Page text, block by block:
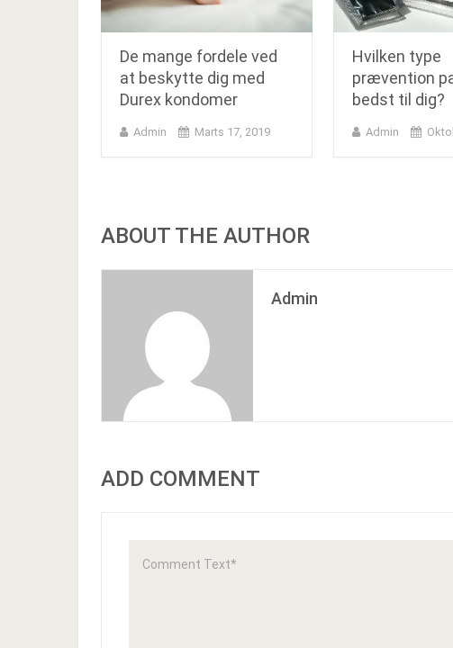
De mange fordele ved
at beskytte dig med
Durex kondomer
Admin Marts 17, 2019
Hvilken type
prævention
bedst til dig?
Admin
ABOUT THE AUTHOR
Admin
ADD COMMENT